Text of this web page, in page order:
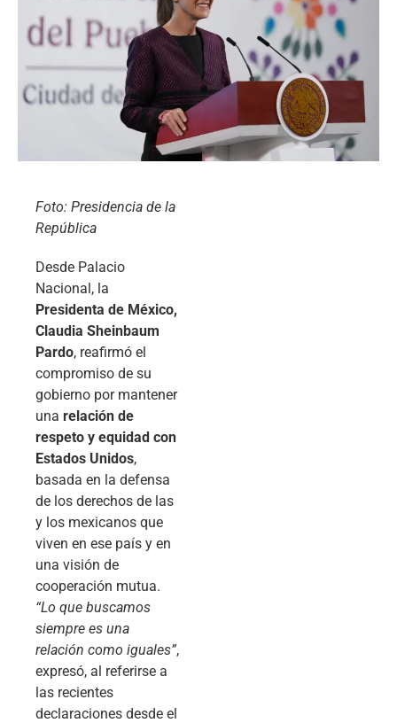
Foto: Presidencia de la
República
Desde Palacio
Nacional, la
Presidenta de México,
Claudia Sheinbaum
Pardo, reafirmó el
compromiso de su
gobierno por mantener
una relación de
respeto y equidad con
Estados Unidos,
basada en la defensa
de los derechos de las
y los mexicanos que
viven en ese país y en
una visión de
cooperación mutua.
“Lo que buscamos
siempre es una
relación como iguales”,
expresó, al referirse a
las recientes
declaraciones desde el